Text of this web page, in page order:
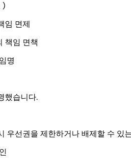
)
임 면제
책임 면책
명
했습니다.
우선권을 제한하거나 배제할 수 있